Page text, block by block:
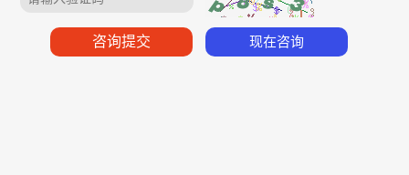
现在咨询